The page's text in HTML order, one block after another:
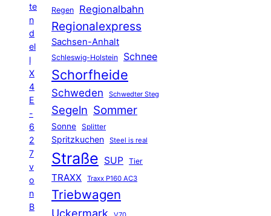
te
n
d
el
l
X
4
E
-
6
2
7
v
o
n
B
Regen Regionalbahn
Regionalexpress
Sachsen-Anhalt
Schleswig-Holstein Schnee
Schorfheide
Schweden Schwedter Steg
Segeln Sommer
Sonne Splitter
Spritzkuchen Steel is real
Straße SUP Tier
TRAXX Traxx P160 AC3
Triebwagen
Uckermark